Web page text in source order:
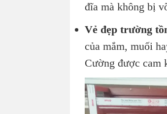
đĩa mà không bị
Vẻ đẹp trường
của mắm, muối
Cường được cam